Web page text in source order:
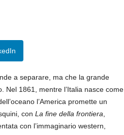
a separare, ma che la grande
Nel 1861, mentre l’Italia nasce come
l’America promette un
con La fine della frontiera
con l’immaginario western,